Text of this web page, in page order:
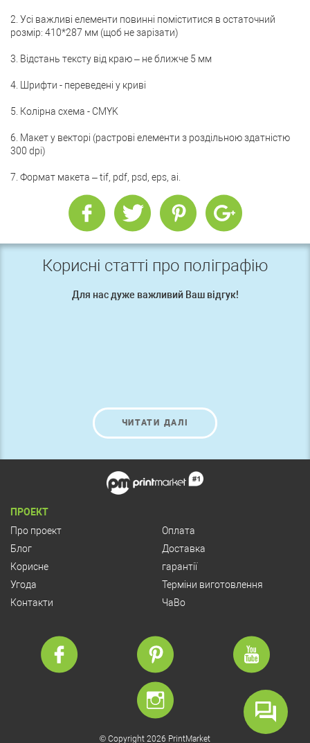
2. Усі важливі елементи повинні поміститися в остаточний
розмір: 410*287 мм (щоб не зарізати)
3. Відстань тексту від краю – не ближче 5 мм
4. Шрифти - переведені у криві
5. Колірна схема - CMYK
6. Макет у векторі (растрові елементи з роздільною здатністю
300 dpi)
7. Формат макета – tif, pdf, psd, eps, ai.
Корисні статті про поліграфію
Для нас дуже важливий Ваш відгук!
ЧИТАТИ ДАЛІ
ПРОЕКТ
Про проект
Блог
Корисне
Угода
Контакти
Оплата
Доставка
гарантії
Терміни виготовлення
ЧаВо
© Copyright 2026 PrintMarket